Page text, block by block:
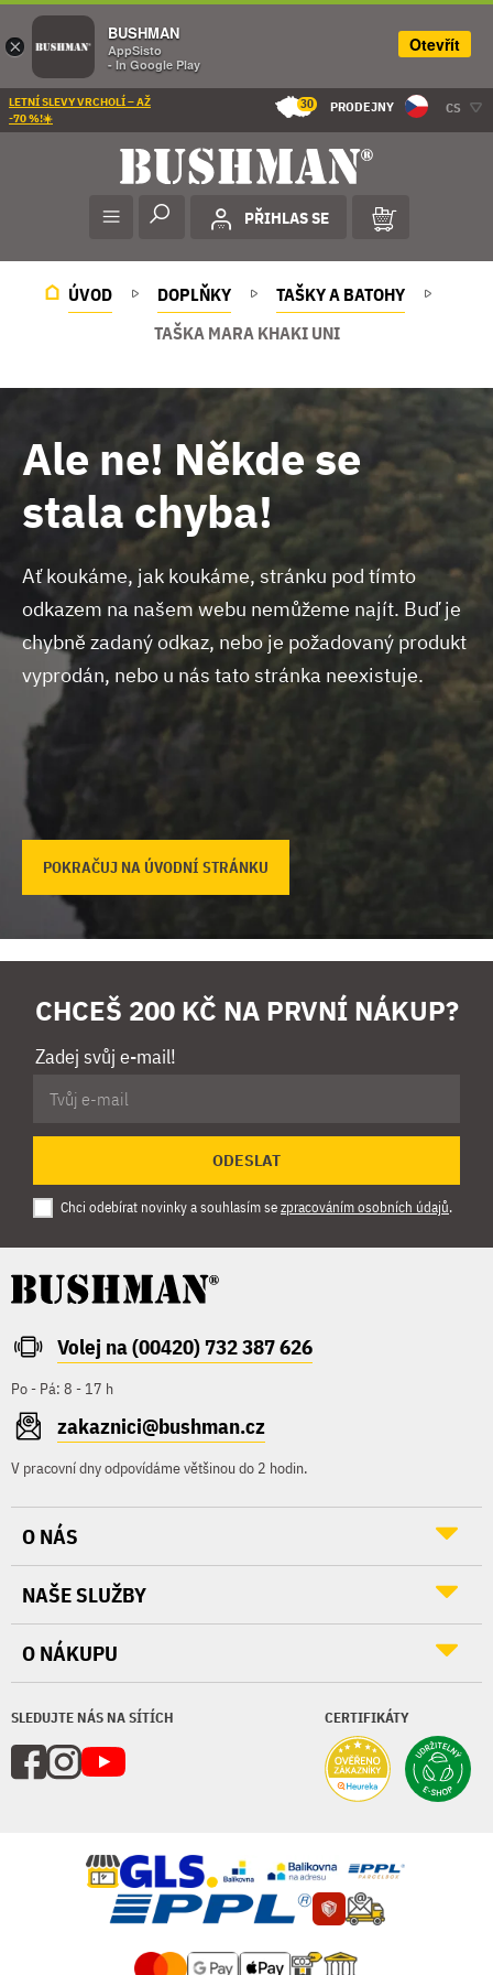
LETNÍ SLEVY VRCHOLÍ – AŽ
-70 %!☀️
30 PRODEJNY CS
PŘIHLAS SE
ÚVOD DOPLŇKY
TAŠKY A BATOHY
TAŠKA MARA KHAKI UNI
Ale ne! Někde se
stala chyba!
Ať koukáme, jak koukáme, stránku pod tímto
odkazem na našem webu nemůžeme najít. Buď je
chybně zadaný odkaz, nebo je požadovaný produkt
vyprodán, nebo u nás tato stránka neexistuje.
POKRAČUJ NA ÚVODNÍ STRÁNKU
CHCEŠ 200 KČ NA PRVNÍ NÁKUP?
Zadej svůj e-mail!
ODESLAT
Chci odebírat novinky a souhlasím sezpracováním osobních údajů.
Volej na (00420) 732 387 626
Po - Pá: 8 - 17 h
zakaznici@bushman.cz
V pracovní dny odpovídáme většinou do 2 hodin.
SLEDUJTE NÁS NA SÍTÍCH CERTIFIKÁTY
O NÁS
NAŠE SLUŽBY
O NÁKUPU
×
BUSHMAN
AppSisto
- In Google Play
Otevřít